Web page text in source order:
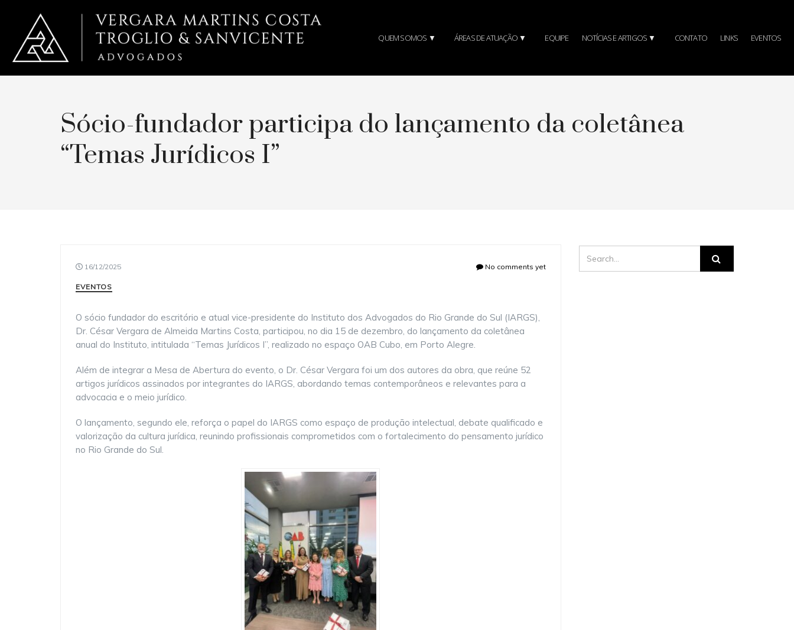
QUEM SOMOS ▼ ÁREAS DE ATUAÇÃO ▼ EQUIPE NOTÍCIAS E ARTIGOS ▼ CONTATO LINKS EVENTOS
Sócio-fundador participa do lançamento da coletânea
“Temas Jurídicos I”
No comments yet
16/12/2025
EVENTOS
O sócio fundador do escritório e atual vice-presidente do Instituto dos Advogados do Rio Grande do Sul (IARGS),
Dr. César Vergara de Almeida Martins Costa, participou, no dia 15 de dezembro, do lançamento da coletânea
anual do Instituto, intitulada “Temas Jurídicos I”, realizado no espaço OAB Cubo, em Porto Alegre.
Além de integrar a Mesa de Abertura do evento, o Dr. César Vergara foi um dos autores da obra, que reúne 52
artigos jurídicos assinados por integrantes do IARGS, abordando temas contemporâneos e relevantes para a
advocacia e o meio jurídico.
O lançamento, segundo ele, reforça o papel do IARGS como espaço de produção intelectual, debate qualificado e
valorização da cultura jurídica, reunindo profissionais comprometidos com o fortalecimento do pensamento jurídico
no Rio Grande do Sul.